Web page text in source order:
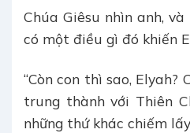
Chúa Giêsu nhìn anh,
có một điều gì đó khiến
“Còn con thì sao, Elyah?
trung thành với Thiên
những thứ khác chiếm